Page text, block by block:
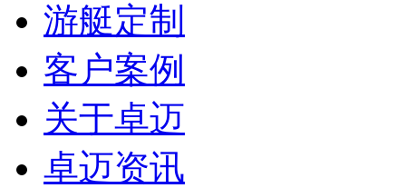
游艇定制
客户案例
关于卓迈
卓迈资讯